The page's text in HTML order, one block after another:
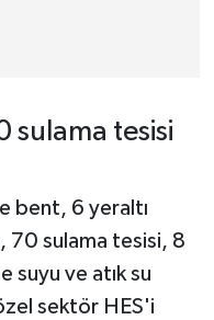
sulama tesisi
bent, 6 yeraltı
70 sulama tesisi, 8
suyu ve atık su
sektör HES'i